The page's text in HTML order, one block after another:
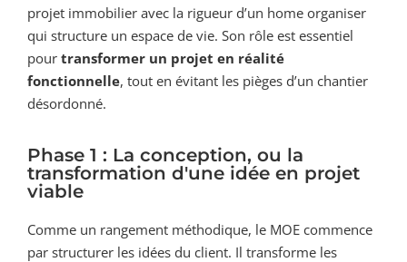
projet immobilier avec la rigueur d’un home organiser
qui structure un espace de vie. Son rôle est essentiel
pour transformer un projet en réalité
fonctionnelle, tout en évitant les pièges d’un chantier
désordonné.
Phase 1 : La conception, ou la
transformation d'une idée en projet
viable
Comme un rangement méthodique, le MOE commence
par structurer les idées du client. Il transforme les